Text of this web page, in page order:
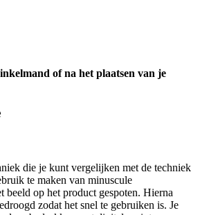
of na het plaatsen van je
die je kunt vergelijken met de techniek
te maken van minuscule
beeld op het product gespoten. Hierna
zodat het snel te gebruiken is. Je